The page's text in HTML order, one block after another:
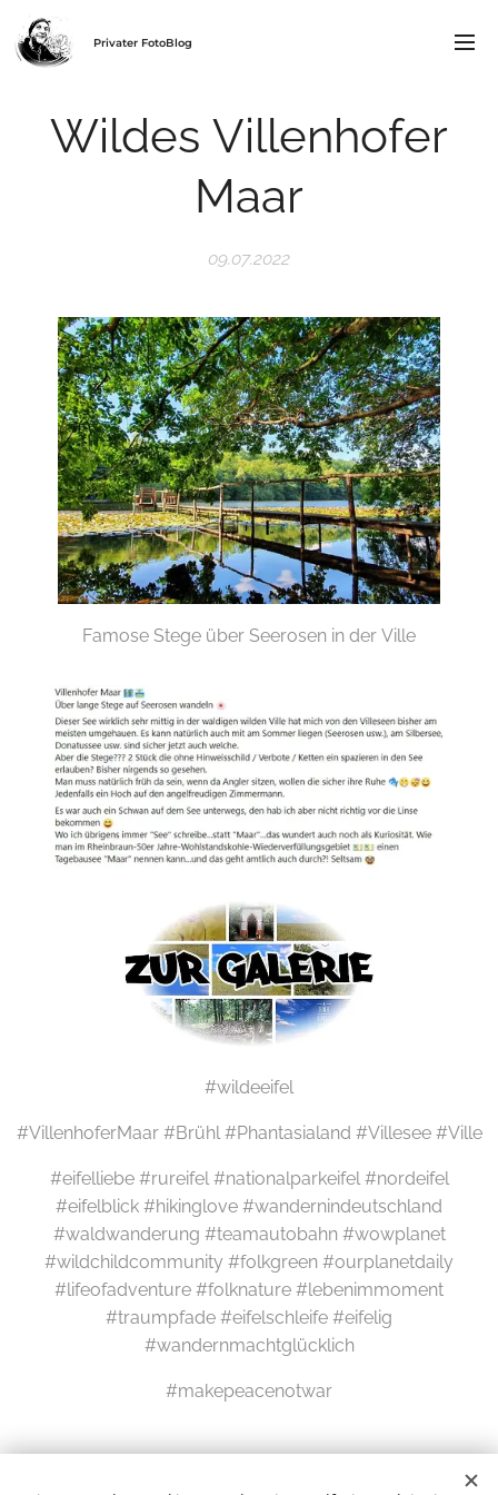
Privater FotoBlog
Wildes Villenhofer
Maar
09.07.2022
Famose Stege über Seerosen in der Ville
#wildeeifel
#VillenhoferMaar #Brühl #Phantasialand #Villesee #Ville
#eifelliebe #rureifel #nationalparkeifel #nordeifel
#eifelblick #hikinglove #wandernindeutschland
#waldwanderung #teamautobahn #wowplanet
#wildchildcommunity #folkgreen #ourplanetdaily
#lifeofadventure #folknature #lebenimmoment
#traumpfade #eifelschleife #eifelig
#wandernmachtglücklich
#makepeacenotwar